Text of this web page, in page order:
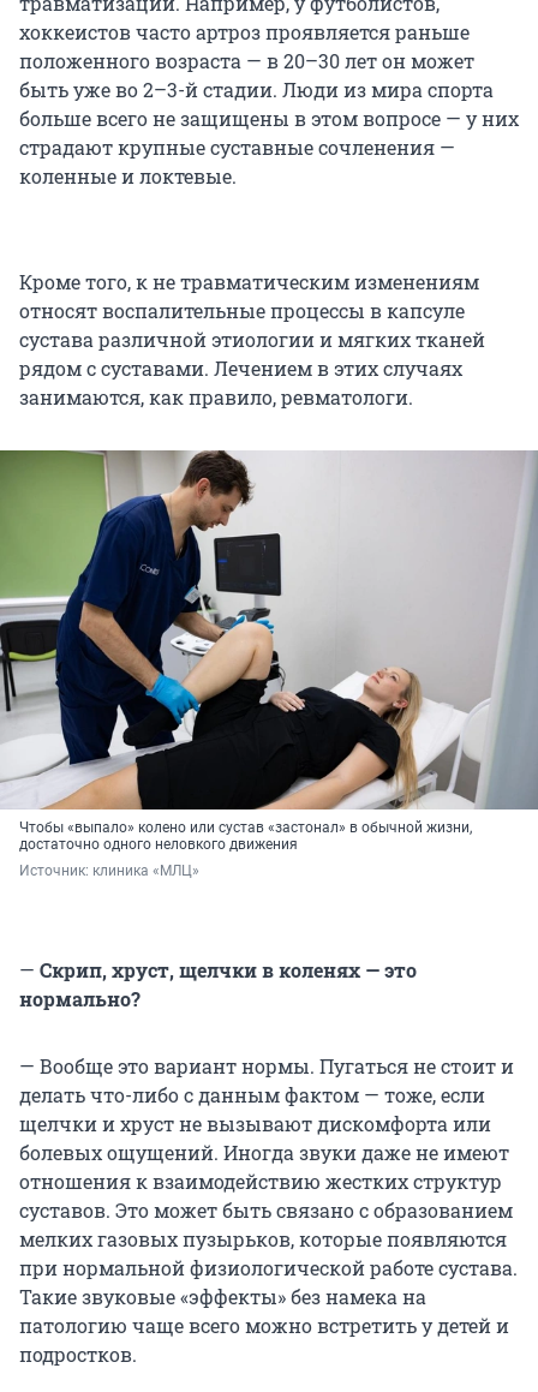
хоккеистов часто артроз проявляется раньше
положенного возраста — в 20–30 лет он может
быть уже во 2–3-й стадии. Люди из мира спорта
больше всего не защищены в этом вопросе — у них
страдают крупные суставные сочленения —
коленные и локтевые.
Кроме того, к не травматическим изменениям
относят воспалительные процессы в капсуле
сустава различной этиологии и мягких тканей
рядом с суставами. Лечением в этих случаях
занимаются, как правило, ревматологи.
Чтобы «выпало» колено или сустав «застонал» в обычной жизни,
достаточно одного неловкого движения
Источник: клиника «МЛЦ»
— Скрип, хруст, щелчки в коленях — это
нормально?
— Вообще это вариант нормы. Пугаться не стоит и
делать что-либо с данным фактом — тоже, если
щелчки и хруст не вызывают дискомфорта или
болевых ощущений. Иногда звуки даже не имеют
отношения к взаимодействию жестких структур
суставов. Это может быть связано с образованием
мелких газовых пузырьков, которые появляются
при нормальной физиологической работе сустава.
Такие звуковые «эффекты» без намека на
патологию чаще всего можно встретить у детей и
подростков.